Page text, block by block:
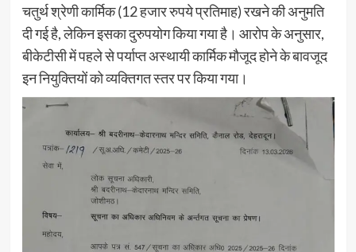
चतुर्थ श्रेणी कार्मिक (12 हजार रुपये प्रतिमाह) रखने की अनुमति
दी गई है, लेकिन इसका दुरुपयोग किया गया है। आरोप के अनुसार,
बीकेटीसी में पहले से पर्याप्त अस्थायी कार्मिक मौजूद होने के बावजूद
इन नियुक्तियों को व्यक्तिगत स्तर पर किया गया।